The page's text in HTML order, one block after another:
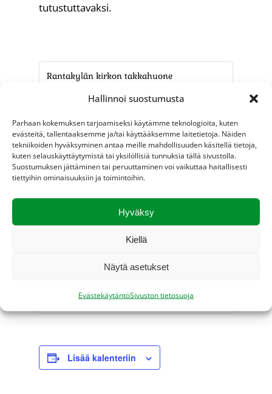
Hallinnoi suostumusta
Parhaan kokemuksen tarjoamiseksi käytämme teknologioita, kuten
evästeitä, tallentaaksemme ja/tai käyttääksemme laitetietoja. Näiden
tekniikoiden hyväksyminen antaa meille mahdollisuuden käsitellä tietoja,
kuten selauskäyttäytymistä tai yksilöllisiä tunnuksia tällä sivustolla.
Suostumuksen jättäminen tai peruuttaminen voi vaikuttaa haitallisesti
tiettyihin ominaisuuksiin ja toimintoihin.
Hyväksy
Kiellä
Näytä asetukset
EvästekäytäntöSivuston tietosuoja
tutustuttavaksi.
Rantakylän kirkon takkahuone
Rantakylänkatu 2
80160
Finland
+ Google Map
Lisää kalenteriin